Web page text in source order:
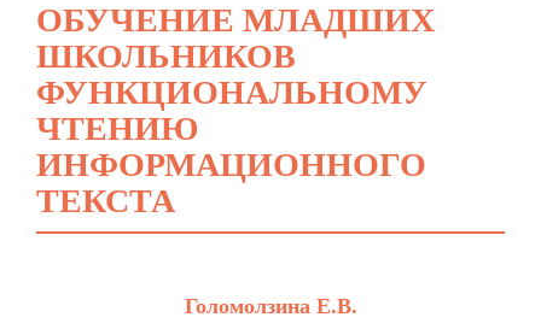
ОБУЧЕНИЕ МЛАДШИХ
ШКОЛЬНИКОВ
ФУНКЦИОНАЛЬНОМУ
ЧТЕНИЮ
ИНФОРМАЦИОННОГО
ТЕКСТА
Голомолзина Е.В.